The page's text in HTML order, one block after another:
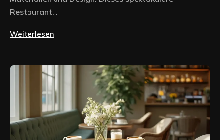
Restaurant...
Weiterlesen